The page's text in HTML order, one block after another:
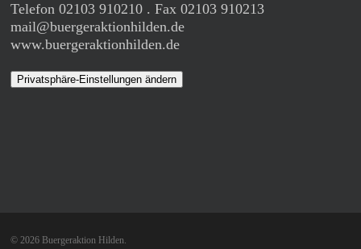
Telefon 02103 910210 . Fax 02103 910213
mail@buergeraktionhilden.de
www.buergeraktionhilden.de
Privatsphäre-Einstellungen ändern
© 2026 Buergeraktion Hilden.